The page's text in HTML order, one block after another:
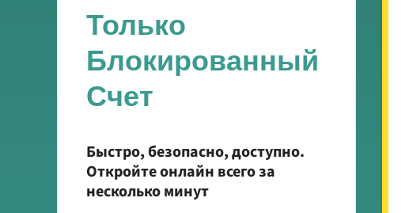
Только
Блокированный
Счет
Быстро, безопасно, доступно.
Откройте онлайн всего за
несколько минут